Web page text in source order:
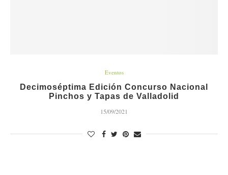
Eventos
Decimoséptima Edición Concurso Nacional
Pinchos y Tapas de Valladolid
15/09/2021